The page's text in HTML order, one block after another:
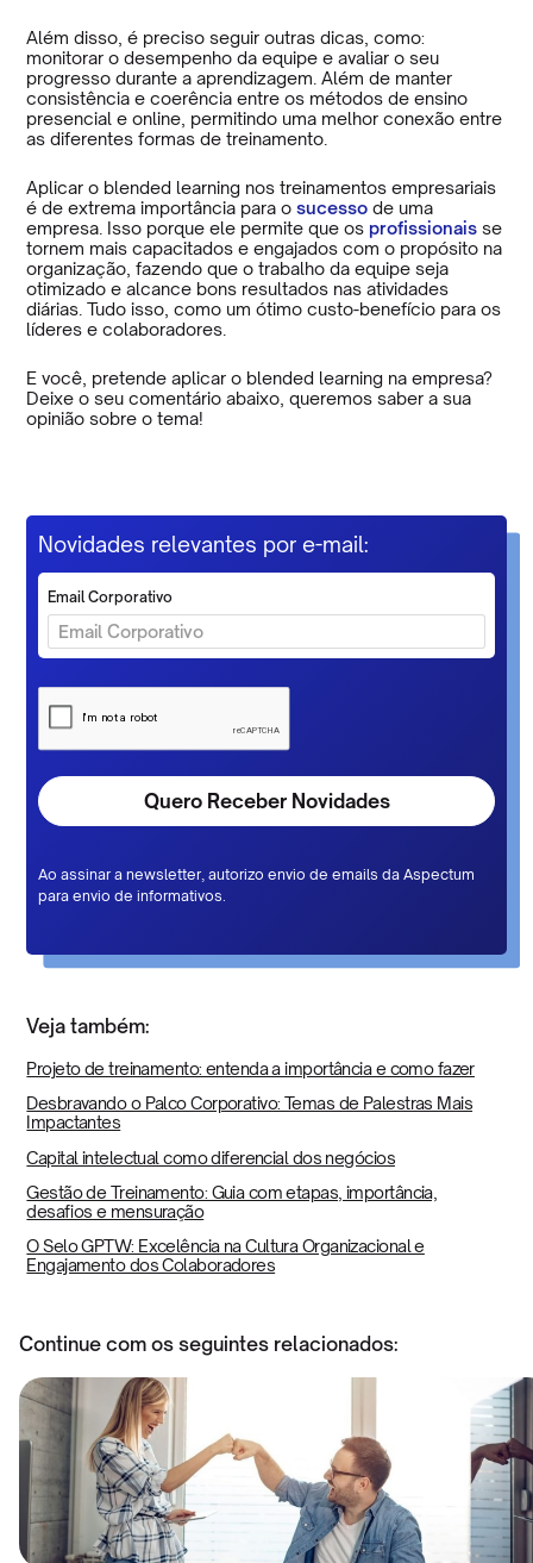
Além disso, é preciso seguir outras dicas, como:
monitorar o desempenho da equipe e avaliar o seu
progresso durante a aprendizagem. Além de manter
consistência e coerência entre os métodos de ensino
presencial e online, permitindo uma melhor conexão entre
as diferentes formas de treinamento.
Aplicar o blended learning nos treinamentos empresariais
é de extrema importância para o sucesso de uma
empresa. Isso porque ele permite que os profissionais se
tornem mais capacitados e engajados com o propósito na
organização, fazendo que o trabalho da equipe seja
otimizado e alcance bons resultados nas atividades
diárias. Tudo isso, como um ótimo custo-benefício para os
líderes e colaboradores.
E você, pretende aplicar o blended learning na empresa?
Deixe o seu comentário abaixo, queremos saber a sua
opinião sobre o tema!
Novidades relevantes por e-mail:
Email Corporativo
Ao assinar a newsletter, autorizo envio de emails da Aspectum
para envio de informativos.
Veja também:
Projeto de treinamento: entenda a importância e como fazer
Desbravando o Palco Corporativo: Temas de Palestras Mais
Impactantes
Capital intelectual como diferencial dos negócios
Gestão de Treinamento: Guia com etapas, importância,
desafios e mensuração
O Selo GPTW: Excelência na Cultura Organizacional e
Engajamento dos Colaboradores
Continue com os seguintes relacionados: